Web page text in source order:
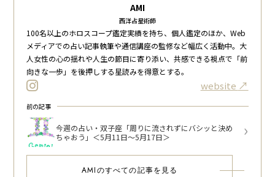
AMI
西洋占星術師
100名以上のホロスコープ鑑定実績を持ち、個人鑑定のほか、Web
メディアでの占い記事執筆や通信講座の監修など幅広く活動中。大
人女性の心の揺れや人生の節目に寄り添い、共感できる視点で「前
向きな一歩」を後押しする星読みを得意とする。
website
前の記事
今週の占い・双子座「周りに流されずにバシッと決め
ちゃおう」＜5月11日～5月17日＞
AMIのすべての記事を見る